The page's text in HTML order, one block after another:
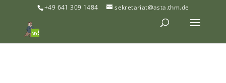
+49 641 309 1484 sekretariat@asta.thm.de